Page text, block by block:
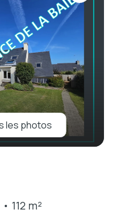
les photos
112 m²